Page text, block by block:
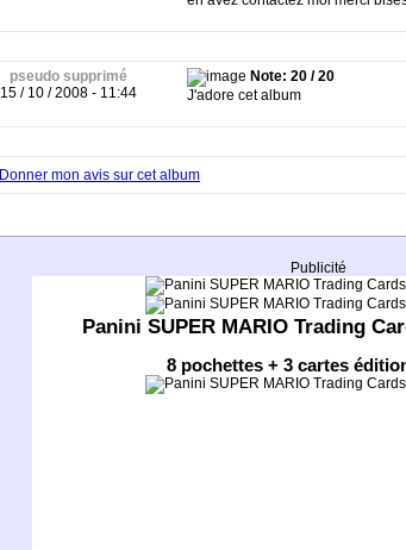
pseudo supprimé
15 / 10 / 2008 - 11:44
Note: 20 / 20
J'adore cet album
Donner mon avis sur cet album
Publicité
Panini SUPER MARIO Trading
8 pochettes + 3 cartes